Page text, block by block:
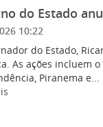
do Estado
10:22
do Estado,
As ações incluem
Piranema e...